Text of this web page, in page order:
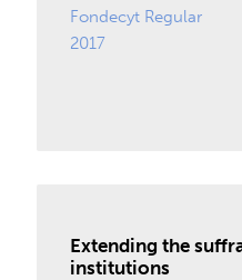
Fondecyt Regular
2017
Extending the
institutions